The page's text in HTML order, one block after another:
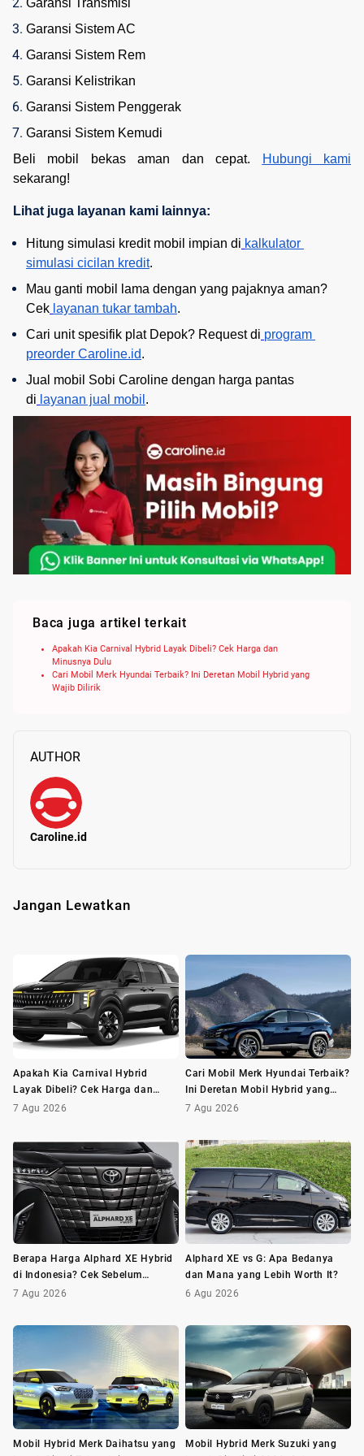
Garansi Transmisi
Garansi Sistem AC
Garansi Sistem Rem
Garansi Kelistrikan
Garansi Sistem Penggerak
Garansi Sistem Kemudi
Beli mobil bekas aman dan cepat.
Hubungi kami
sekarang!
Lihat juga layanan kami lainnya:
Hitung simulasi kredit mobil impian di kalkulator
simulasi cicilan kredit.
Mau ganti mobil lama dengan yang pajaknya aman?
Cek layanan tukar tambah.
Cari unit spesifik plat Depok? Request di program
preorder Caroline.id.
Jual mobil Sobi Caroline dengan harga pantas
di layanan jual mobil .
Baca juga artikel terkait
Apakah Kia Carnival Hybrid Layak Dibeli? Cek Harga dan
Minusnya Dulu
Cari Mobil Merk Hyundai Terbaik? Ini Deretan Mobil Hybrid yang
Wajib Dilirik
AUTHOR
Caroline.id
Jangan Lewatkan
Apakah Kia Carnival Hybrid
Layak Dibeli? Cek Harga dan
Minusnya Dulu
7 Agu 2026
Cari Mobil Merk Hyundai Terbaik?
Ini Deretan Mobil Hybrid yang
Wajib Dilirik
7 Agu 2026
Berapa Harga Alphard XE Hybrid
di Indonesia? Cek Sebelum
Membeli
7 Agu 2026
Alphard XE vs G: Apa Bedanya
dan Mana yang Lebih Worth It?
6 Agu 2026
Mobil Hybrid Merk Daihatsu yang
Mobil Hybrid Merk Suzuki yang